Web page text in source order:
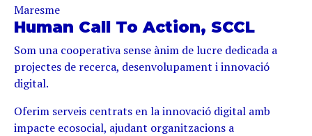
Maresme
Human Call To Action, SCCL
Som una cooperativa sense ànim de lucre dedicada a
projectes de recerca, desenvolupament i innovació
digital.
Oferim serveis centrats en la innovació digital amb
impacte ecosocial, ajudant organitzacions a